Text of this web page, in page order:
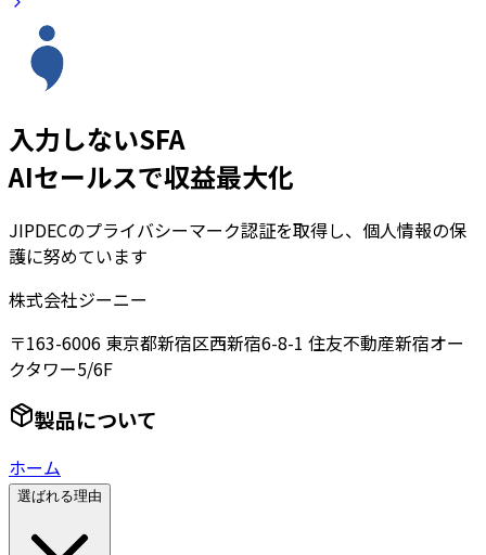
入力しないSFA
AIセールスで収益最大化
JIPDECのプライバシーマーク認証を取得し、個人情報の保
護に努めています
株式会社ジーニー
〒163-6006 東京都新宿区西新宿6-8-1 住友不動産新宿オー
クタワー5/6F
製品について
ホーム
選ばれる理由